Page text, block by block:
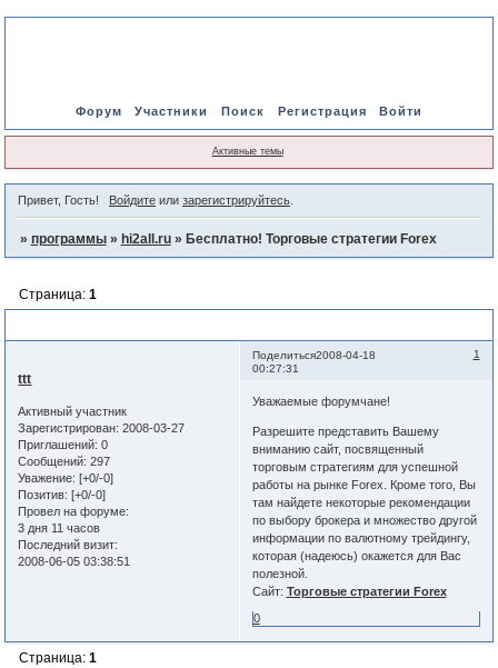
Форум Участники Поиск Регистрация Войти
Активные темы
Привет, Гость! Войдитеили зарегистрируйтесь.
» программы » hi2all.ru » Бесплатно! Торговые стратегии Forex
Страница: 1
Поделиться 1
2008-04-18
00:27:31
ttt
Активный участник
Зарегистрирован: 2008-03-27
Приглашений: 0
Сообщений: 297
Уважение: [+0/-0]
Позитив: [+0/-0]
Провел на форуме:
3 дня 11 часов
Последний визит:
2008-06-05 03:38:51
Уважаемые форумчане!
Разрешите представить Вашему
вниманию сайт, посвященный
торговым стратегиям для успешной
работы на рынке Forex. Кроме того, Вы
там найдете некоторые рекомендации
по выбору брокера и множество другой
информации по валютному трейдингу,
которая (надеюсь) окажется для Вас
полезной.
Сайт: Торговые стратегии Forex
0
Страница: 1